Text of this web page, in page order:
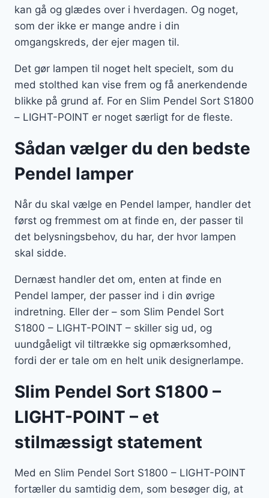
kan gå og glædes over i hverdagen. Og noget,
som der ikke er mange andre i din
omgangskreds, der ejer magen til.
Det gør lampen til noget helt specielt, som du
med stolthed kan vise frem og få anerkendende
blikke på grund af. For en Slim Pendel Sort S1800
– LIGHT-POINT er noget særligt for de fleste.
Sådan vælger du den bedste
Pendel lamper
Når du skal vælge en Pendel lamper, handler det
først og fremmest om at finde en, der passer til
det belysningsbehov, du har, der hvor lampen
skal sidde.
Dernæst handler det om, enten at finde en
Pendel lamper, der passer ind i din øvrige
indretning. Eller der – som Slim Pendel Sort
S1800 – LIGHT-POINT – skiller sig ud, og
uundgåeligt vil tiltrække sig opmærksomhed,
fordi der er tale om en helt unik designerlampe.
Slim Pendel Sort S1800 –
LIGHT-POINT – et
stilmæssigt statement
Med en Slim Pendel Sort S1800 – LIGHT-POINT
fortæller du samtidig dem, som besøger dig, at